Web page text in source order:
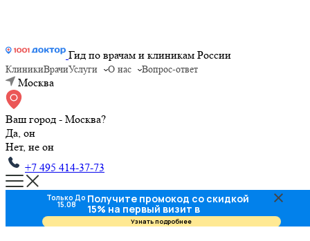
Гид по врачам и клиникам России
КлиникиВрачиУслуги О нас Вопрос-ответ
Москва
Ваш город - Москва?
Да, он
Нет, не он
+7 495 414-37-73
Только До
15.08 Получите промокод со скидкой
15% на первый визит в
стоматологию
Узнать подробнее